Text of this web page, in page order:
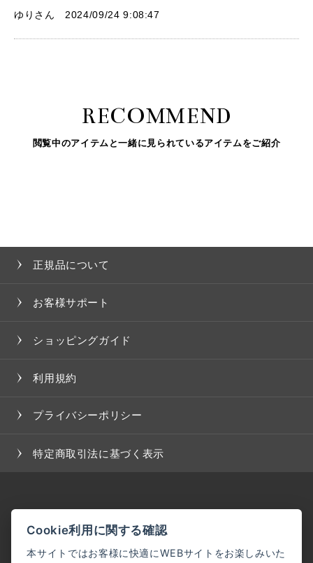
ゆりさん 2024/09/24 9:08:47
RECOMMEND
閲覧中のアイテムと一緒に見られているアイテムをご紹介
正規品について
お客様サポート
ショッピングガイド
利用規約
プライバシーポリシー
特定商取引法に基づく表示
Cookie利用に関する確認
本サイトではお客様に快適にWEBサイトをお楽しみいた